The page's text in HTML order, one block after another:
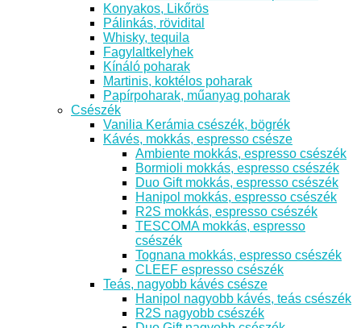
Konyakos, Likőrös
Pálinkás, rövidital
Whisky, tequila
Fagylaltkelyhek
Kínáló poharak
Martinis, koktélos poharak
Papírpoharak, műanyag poharak
Csészék
Vanilia Kerámia csészék, bögrék
Kávés, mokkás, espresso csésze
Ambiente mokkás, espresso csészék
Bormioli mokkás, espresso csészék
Duo Gift mokkás, espresso csészék
Hanipol mokkás, espresso csészék
R2S mokkás, espresso csészék
TESCOMA mokkás, espresso
csészék
Tognana mokkás, espresso csészék
CLEEF espresso csészék
Teás, nagyobb kávés csésze
Hanipol nagyobb kávés, teás csészék
R2S nagyobb csészék